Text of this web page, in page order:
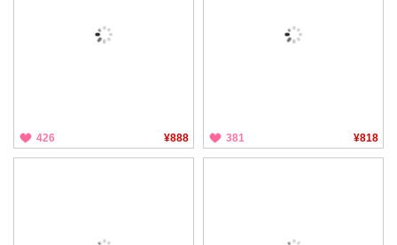
426 ¥888 381 ¥818